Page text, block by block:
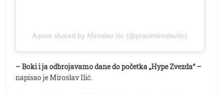
A post shared by Miroslav Ilic (@pravimiroslavilic)
– Boki i ja odbrojavamo dane do početka „Hype Zvezda“ –
napisao je Miroslav Ilić.